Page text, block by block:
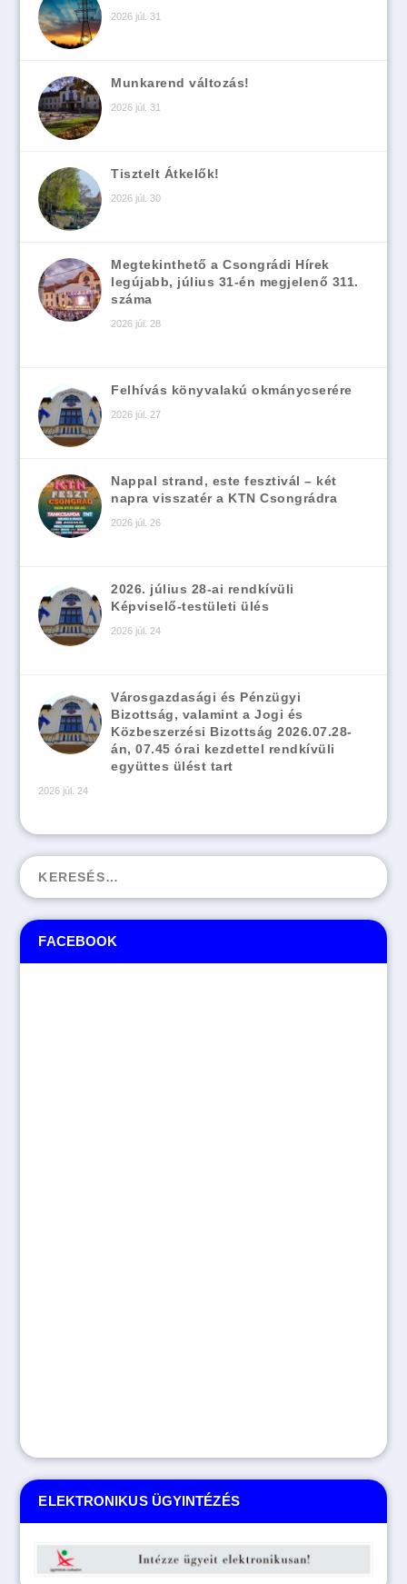
ELEKTRONIKUS ÜGYINTÉZÉS
FACEBOOK
2026 júl. 31
Munkarend változás!
2026 júl. 31
Tisztelt Átkelők!
2026 júl. 30
Megtekinthető a Csongrádi Hírek
legújabb, július 31-én megjelenő 311.
száma
2026 júl. 28
Felhívás könyvalakú okmánycserére
2026 júl. 27
Nappal strand, este fesztivál – két
napra visszatér a KTN Csongrádra
2026 júl. 26
2026. július 28-ai rendkívüli
Képviselő-testületi ülés
2026 júl. 24
Városgazdasági és Pénzügyi
Bizottság, valamint a Jogi és
Közbeszerzési Bizottság 2026.07.28-
án, 07.45 órai kezdettel rendkívüli
együttes ülést tart
2026 júl. 24